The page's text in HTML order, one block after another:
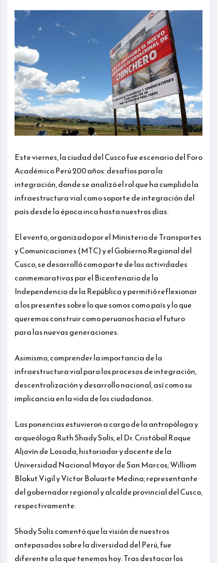
Este viernes, la ciudad del Cusco fue escenario del Foro
Académico Perú 200 años: desafíos para la
integración, donde se analizó el rol que ha cumplido la
infraestructura vial como soporte de integración del
país desde la época inca hasta nuestros días.
El evento, organizado por el Ministerio de Transportes
y Comunicaciones (MTC) y el Gobierno Regional del
Cusco, se desarrolló como parte de las actividades
conmemorativas por el Bicentenario de la
Independencia de la República y permitió reflexionar
a los presentes sobre lo que somos como país y lo que
queremos construir como peruanos hacia el futuro
para las nuevas generaciones.
Asimismo, comprender la importancia de la
infraestructura vial para los procesos de integración,
descentralización y desarrollo nacional, así como su
implicancia en la vida de los ciudadanos.
Las ponencias estuvieron a cargo de la antropóloga y
arqueóloga Ruth Shady Solís, el Dr. Cristóbal Roque
Aljovín de Losada, historiador y docente de la
Universidad Nacional Mayor de San Marcos; William
Blakut Vigil y Víctor Boluarte Medina; representante
del gobernador regional y alcalde provincial del Cusco,
respectivamente.
Shady Solís comentó que la visión de nuestros
antepasados sobre la diversidad del Perú, fue
diferente a la que tenemos hoy. Tras destacar los